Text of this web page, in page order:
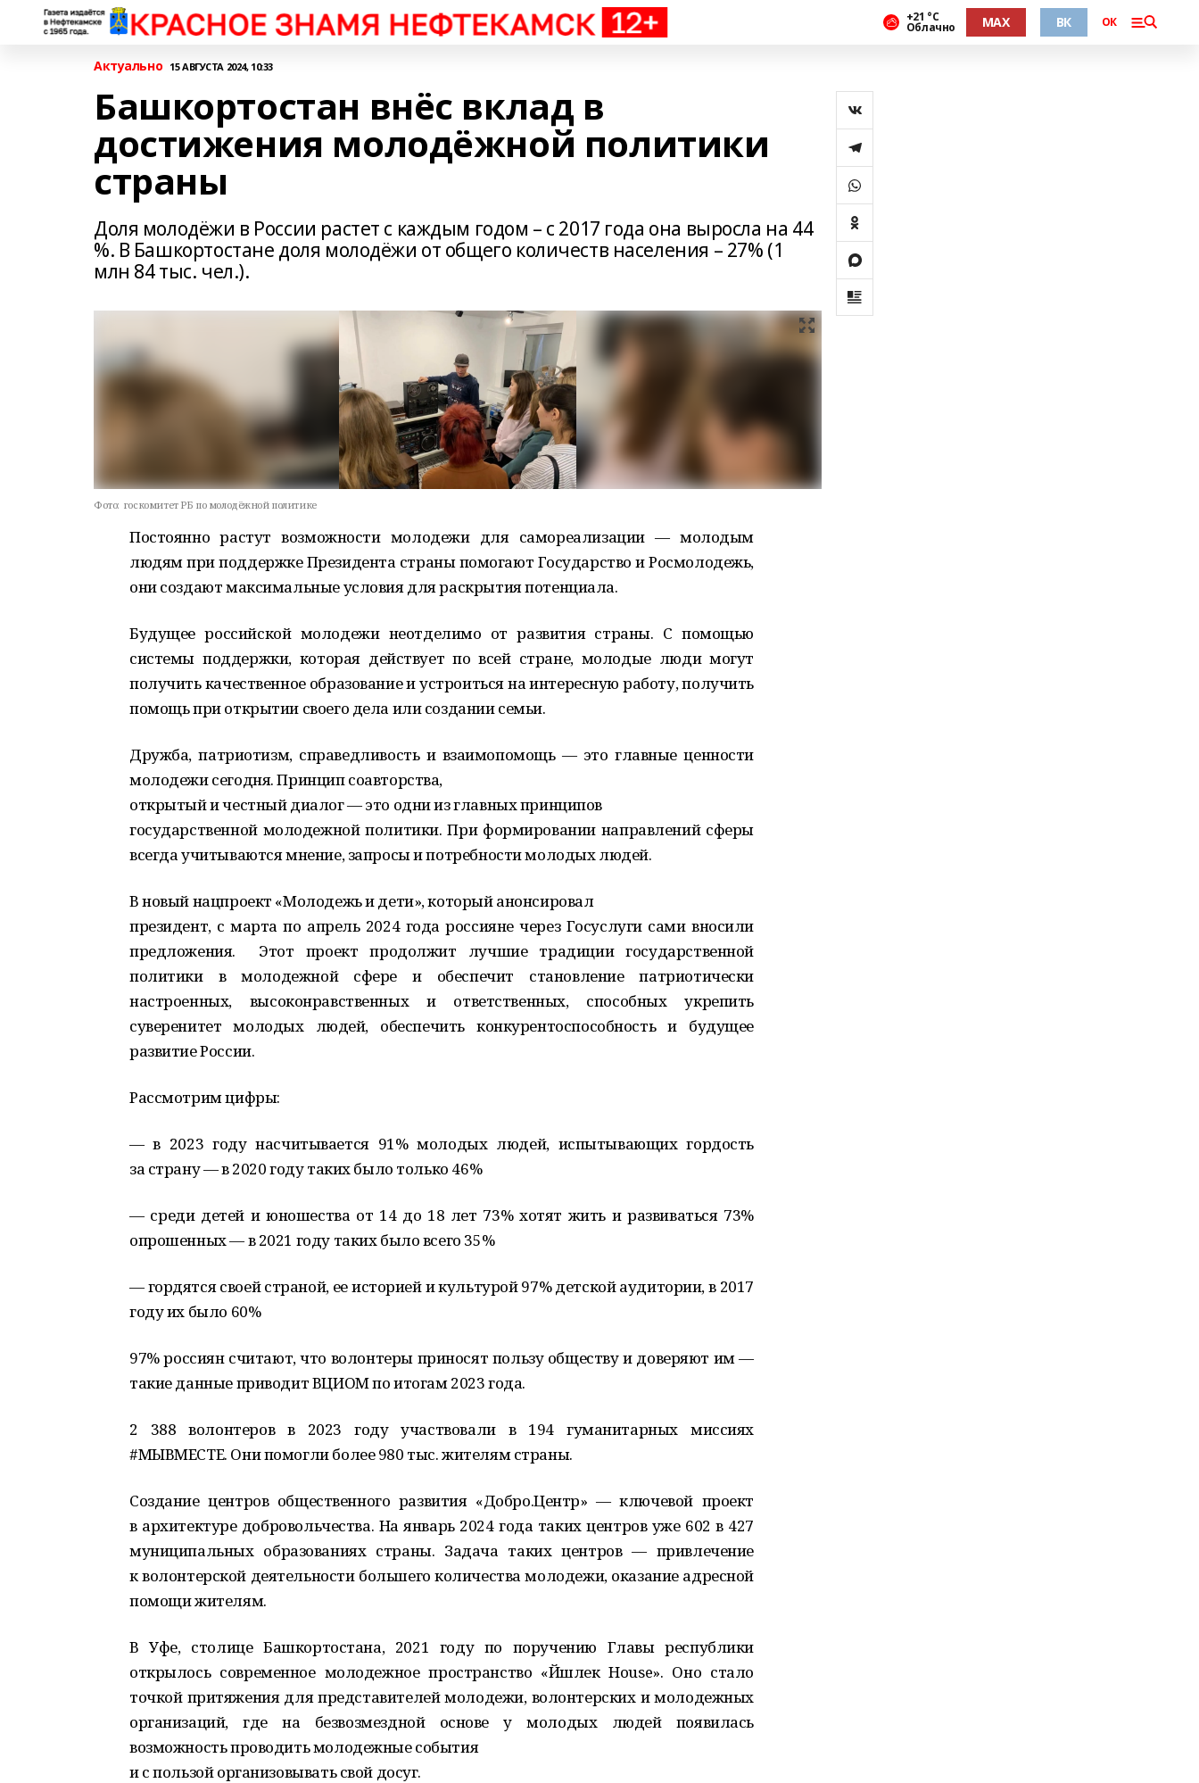
+21 °С
Облачно MAX ВК ОК
Актуально 15 АВГУСТА 2024, 10:33
Башкортостан внёс вклад в
достижения молодёжной политики
страны
Доля молодёжи в России растет с каждым годом – с 2017 года она выросла на 44
%. В Башкортостане доля молодёжи от общего количеств населения – 27% (1
млн 84 тыс. чел.).
Фото: госкомитет РБ по молодёжной политике
Постоянно растут возможности молодежи для самореализации — молодым
людям при поддержке Президента страны помогают Государство и Росмолодежь,
они создают максимальные условия для раскрытия потенциала.
Будущее российской молодежи неотделимо от развития страны. С помощью
системы поддержки, которая действует по всей стране, молодые люди могут
получить качественное образование и устроиться на интересную работу, получить
помощь при открытии своего дела или создании семьи.
Дружба, патриотизм, справедливость и взаимопомощь — это главные ценности
молодежи сегодня. Принцип соавторства,
открытый и честный диалог — это одни из главных принципов
государственной молодежной политики. При формировании направлений сферы
всегда учитываются мнение, запросы и потребности молодых людей.
В новый нацпроект «Молодежь и дети», который анонсировал
президент, с марта по апрель 2024 года россияне через Госуслуги сами вносили
предложения. Этот проект продолжит лучшие традиции государственной
политики в молодежной сфере и обеспечит становление патриотически
настроенных, высоконравственных и ответственных, способных укрепить
суверенитет молодых людей, обеспечить конкурентоспособность и будущее
развитие России.
Рассмотрим цифры:
— в 2023 году насчитывается 91% молодых людей, испытывающих гордость
за страну — в 2020 году таких было только 46%
— среди детей и юношества от 14 до 18 лет 73% хотят жить и развиваться 73%
опрошенных — в 2021 году таких было всего 35%
— гордятся своей страной, ее историей и культурой 97% детской аудитории, в 2017
году их было 60%
97% россиян считают, что волонтеры приносят пользу обществу и доверяют им —
такие данные приводит ВЦИОМ по итогам 2023 года.
2 388 волонтеров в 2023 году участвовали в 194 гуманитарных миссиях
#МЫВМЕСТЕ. Они помогли более 980 тыс. жителям страны.
Создание центров общественного развития «Добро.Центр» — ключевой проект
в архитектуре добровольчества. На январь 2024 года таких центров уже 602 в 427
муниципальных образованиях страны. Задача таких центров — привлечение
к волонтерской деятельности большего количества молодежи, оказание адресной
помощи жителям.
В Уфе, столице Башкортостана, 2021 году по поручению Главы республики
открылось современное молодежное пространство «Йәшлек House». Оно стало
точкой притяжения для представителей молодежи, волонтерских и молодежных
организаций, где на безвозмездной основе у молодых людей появилась
возможность проводить молодежные события
и с пользой организовывать свой досуг.